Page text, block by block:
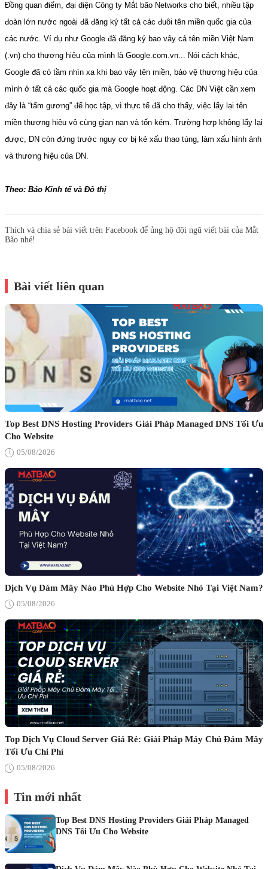
Đồng quan điểm, đại diện Công ty Mắt bão Networks cho biết, nhiều tập
đoàn lớn nước ngoài đã đăng ký tất cả các đuôi tên miền quốc gia của
các nước. Ví dụ như Google đã đăng ký bao vây cả tên miền Việt Nam
(.vn) cho thương hiệu của mình là Google.com.vn... Nói cách khác,
Google đã có tầm nhìn xa khi bao vây tên miền, bảo vệ thương hiệu của
mình ở tất cả các quốc gia mà Google hoạt động. Các DN Việt cần xem
đây là “tấm gương” để học tập, vì thực tế đã cho thấy, việc lấy lại tên
miền thương hiệu vô cùng gian nan và tốn kém. Trường hợp không lấy lại
được, DN còn đứng trước nguy cơ bị kẻ xấu thao túng, làm xấu hình ảnh
và thương hiệu của DN.
Theo: Báo Kinh tế và Đô thị
Thích và chia sẻ bài viết trên Facebook để ủng hộ đội ngũ viết bài của Mắt
Bão nhé!
Bài viết liên quan
Top Best DNS Hosting Providers Giải Pháp Managed DNS Tối Ưu
Cho Website
05/08/2026
Dịch Vụ Đám Mây Nào Phù Hợp Cho Website Nhỏ Tại Việt Nam?
05/08/2026
Top Dịch Vụ Cloud Server Giá Rẻ: Giải Pháp Máy Chủ Đám Mây
Tối Ưu Chi Phí
05/08/2026
Tin mới nhất
Top Best DNS Hosting Providers Giải Pháp Managed
DNS Tối Ưu Cho Website